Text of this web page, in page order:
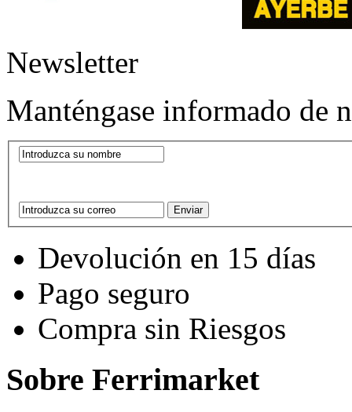
Newsletter
Manténgase informado de
Devolución en 15 días
Pago seguro
Compra sin Riesgos
Sobre Ferrimarket